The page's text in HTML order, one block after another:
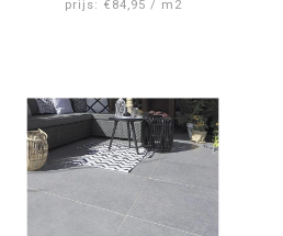
prijs: €84,95 / m2